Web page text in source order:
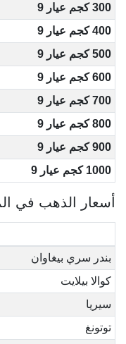
300 كجم عيار 9
400 كجم عيار 9
500 كجم عيار 9
600 كجم عيار 9
700 كجم عيار 9
800 كجم عيار 9
900 كجم عيار 9
1000 كجم عيار 9
أسعار الذهب في
بندر سري بيغاوان
كوالا بيلايت
سيريا
توتونغ